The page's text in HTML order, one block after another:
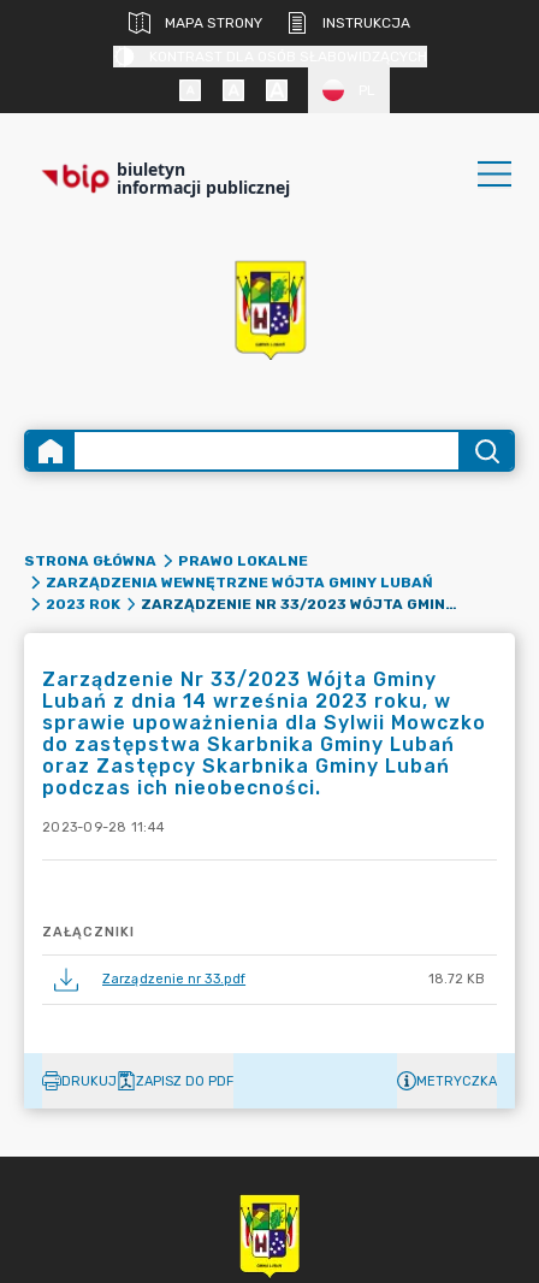
MAPA STRONY
INSTRUKCJA
biuletyn
informacji publicznej
STRONA GŁÓWNA
PRAWO LOKALNE
ZARZĄDZENIA WEWNĘTRZNE WÓJTA GMINY LUBAŃ
2023 ROK
ZARZĄDZENIE NR 33/2023 WÓJTA GMINY LUBAŃ Z DNIA 14 WRZEŚNIA 2023 ROKU, W SPRAWIE UPOWAŻNIENIA DLA SYLWII MOWCZKO DO ZASTĘPSTWA SKARBNIKA GMINY LUBAŃ ORAZ ZASTĘPCY SKARBNIKA GMINY LUBAŃ PODCZAS ICH NIEOBECNOŚCI.
Zarządzenie Nr 33/2023 Wójta Gminy
Lubań z dnia 14 września 2023 roku, w
sprawie upoważnienia dla Sylwii Mowczko
do zastępstwa Skarbnika Gminy Lubań
oraz Zastępcy Skarbnika Gminy Lubań
podczas ich nieobecności.
2023-09-28 11:44
ZAŁĄCZNIKI
Zarządzenie nr 33.pdf 18.72 KB
DRUKUJ ZAPISZ DO PDF METRYCZKA